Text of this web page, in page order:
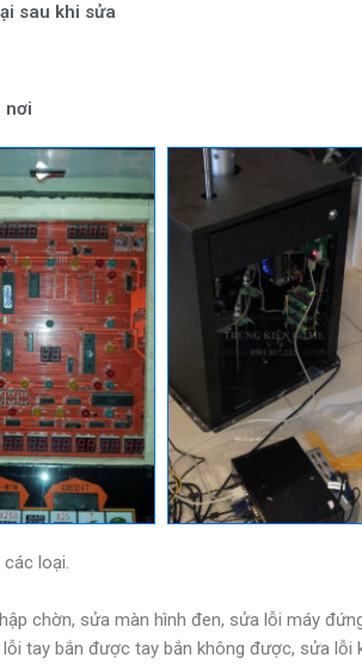
sau khi sửa
nơi
loại.
chờn, sửa màn hình đen, sửa lỗi máy
tay bắn được tay bắn không được, sửa lỗi